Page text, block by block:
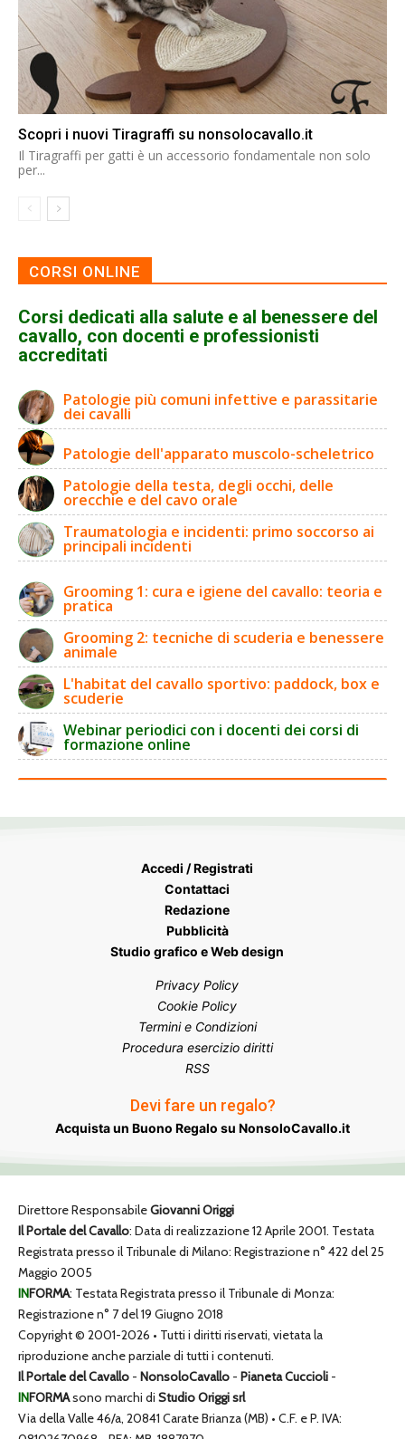
Scopri i nuovi Tiragraffi su nonsolocavallo.it
Il Tiragraffi per gatti è un accessorio fondamentale non solo
per...
CORSI ONLINE
Corsi dedicati alla salute e al benessere del
cavallo, con docenti e professionisti
accreditati
Patologie più comuni infettive e parassitarie
dei cavalli
Patologie dell'apparato muscolo-scheletrico
Patologie della testa, degli occhi, delle
orecchie e del cavo orale
Traumatologia e incidenti: primo soccorso ai
principali incidenti
Grooming 1: cura e igiene del cavallo: teoria e
pratica
Grooming 2: tecniche di scuderia e benessere
animale
L'habitat del cavallo sportivo: paddock, box e
scuderie
Webinar periodici con i docenti dei corsi di
formazione online
Accedi / Registrati
Contattaci
Redazione
Pubblicità
Studio grafico e Web design
Privacy Policy
Cookie Policy
Termini e Condizioni
Procedura esercizio diritti
RSS
Devi fare un regalo?
Acquista un Buono Regalo su NonsoloCavallo.it
Direttore ResponsabileGiovanni Origgi
Il Portale del Cavallo: Data di realizzazione 12 Aprile 2001. Testata
Registrata presso il Tribunale di Milano: Registrazione n° 422 del 25
Maggio 2005
INFORMA: Testata Registrata presso il Tribunale di Monza:
Registrazione n° 7 del 19 Giugno 2018
Copyright © 2001-2026 • Tutti i diritti riservati, vietata la
riproduzione anche parziale di tutti i contenuti.
Il Portale del Cavallo - NonsoloCavallo - Pianeta Cuccioli -
INFORMAsono marchi di Studio Origgi srl
Via della Valle 46/a, 20841 Carate Brianza (MB) • C.F. e P. IVA: